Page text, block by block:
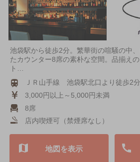
池袋駅から徒歩2分。繁華街の喧騒の中
たカウンター8席の素朴な空間。品揃え
ト…
ＪＲ山手線 池袋駅北口より徒歩2
3,000円以上～5,000円未満
8席
店内喫煙可（禁煙席なし）
地図を表示